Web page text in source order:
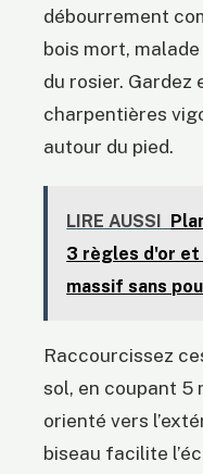
débourrement
bois mort,
du rosier. Gardez
charpentières
autour du pied.
LIRE AUSSI
3 règles d'or et
massif sans
Raccourcissez
sol, en coupant 5
orienté vers
biseau facilite